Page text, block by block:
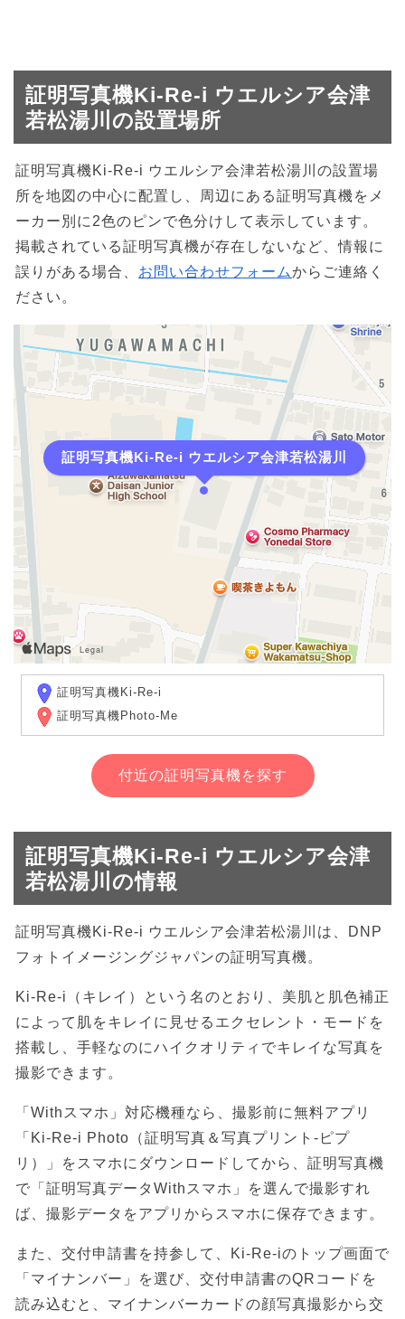
証明写真機Ki-Re-i ウエルシア会津
若松湯川の設置場所
証明写真機Ki-Re-i ウエルシア会津若松湯川の設置場
所を地図の中心に配置し、周辺にある証明写真機をメ
ーカー別に2色のピンで色分けして表示しています。
掲載されている証明写真機が存在しないなど、情報に
誤りがある場合、 お問い合わせフォームからご連絡く
ださい。
証明写真機Ki-Re-i ウエルシア会津若松湯川
証明写真機Ki-Re-i
証明写真機Photo-Me
付近の証明写真機を探す
証明写真機Ki-Re-i ウエルシア会津
若松湯川の情報
証明写真機Ki-Re-i ウエルシア会津若松湯川は、DNP
フォトイメージングジャパンの証明写真機。
Ki-Re-i（キレイ）という名のとおり、美肌と肌色補正
によって肌をキレイに見せるエクセレント・モードを
搭載し、手軽なのにハイクオリティでキレイな写真を
撮影できます。
「Withスマホ」対応機種なら、撮影前に無料アプリ
「Ki-Re-i Photo（証明写真＆写真プリント-ピプ
リ）」をスマホにダウンロードしてから、証明写真機
で「証明写真データWithスマホ」を選んで撮影すれ
ば、撮影データをアプリからスマホに保存できます。
また、交付申請書を持参して、Ki-Re-iのトップ画面で
「マイナンバー」を選び、交付申請書のQRコードを
読み込むと、マイナンバーカードの顔写真撮影から交